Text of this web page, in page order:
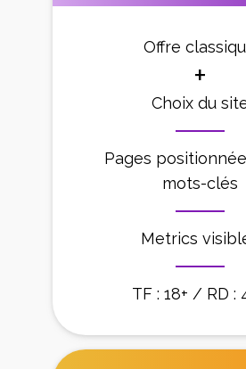
Offre
+
Choix du
Pages
mots-clés
Metrics
TF : 18+ / RD :